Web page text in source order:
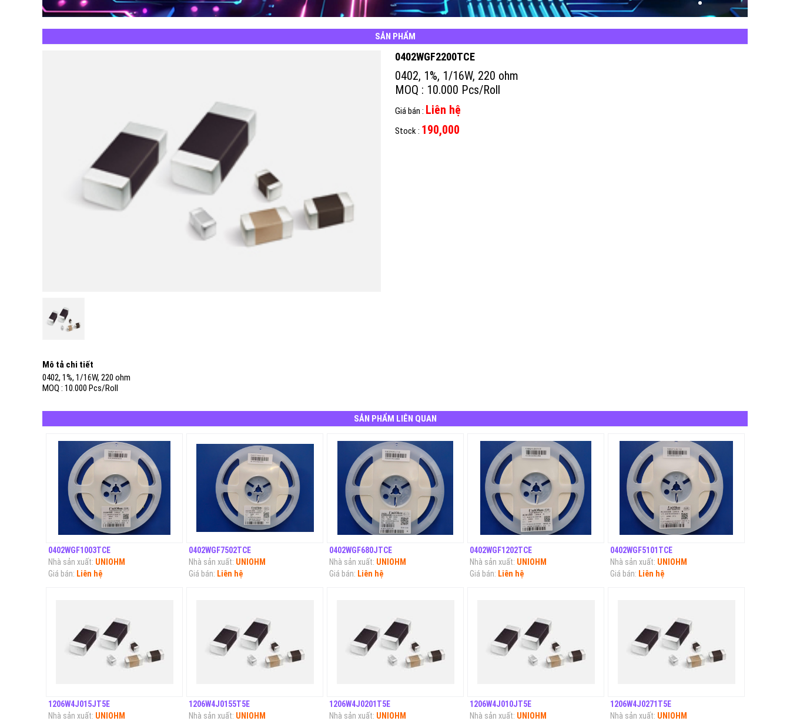
SẢN PHẨM
0402WGF2200TCE
0402, 1%, 1/16W, 220 ohm
MOQ : 10.000 Pcs/Roll
Giá bán : Liên hệ
Stock : 190,000
Mô tả chi tiết
0402, 1%, 1/16W, 220 ohm
MOQ : 10.000 Pcs/Roll
SẢN PHẨM LIÊN QUAN
0402WGF1003TCE
Nhà sản xuất: UNIOHM
Giá bán: Liên hệ
0402WGF7502TCE
Nhà sản xuất: UNIOHM
Giá bán: Liên hệ
0402WGF680JTCE
Nhà sản xuất: UNIOHM
Giá bán: Liên hệ
0402WGF1202TCE
Nhà sản xuất: UNIOHM
Giá bán: Liên hệ
0402WGF5101TCE
Nhà sản xuất: UNIOHM
Giá bán: Liên hệ
1206W4J015JT5E
Nhà sản xuất: UNIOHM
1206W4J0155T5E
Nhà sản xuất: UNIOHM
1206W4J0201T5E
Nhà sản xuất: UNIOHM
1206W4J010JT5E
Nhà sản xuất: UNIOHM
1206W4J0271T5E
Nhà sản xuất: UNIOHM